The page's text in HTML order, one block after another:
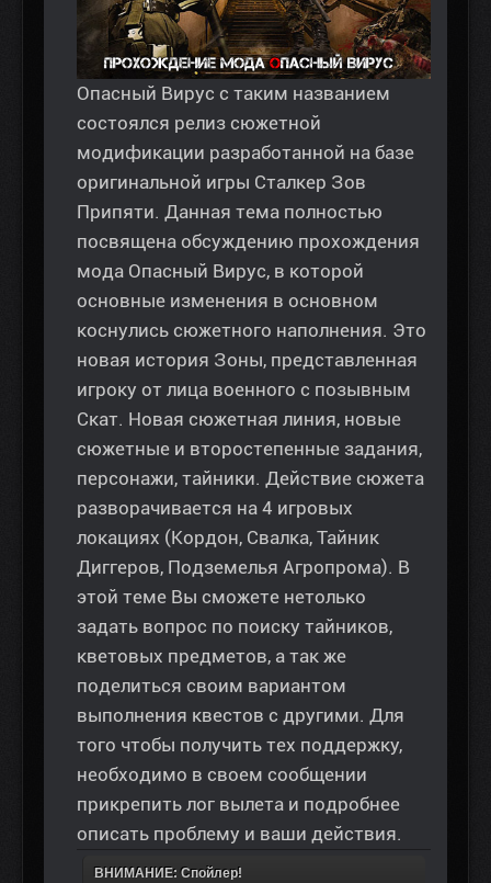
Опасный Вирус с таким названием
состоялся релиз сюжетной
модификации разработанной на базе
оригинальной игры Сталкер Зов
Припяти. Данная тема полностью
посвящена обсуждению прохождения
мода Опасный Вирус, в которой
основные изменения в основном
коснулись сюжетного наполнения. Это
новая история Зоны, представленная
игроку от лица военного с позывным
Скат. Новая сюжетная линия, новые
сюжетные и второстепенные задания,
персонажи, тайники. Действие сюжета
разворачивается на 4 игровых
локациях (Кордон, Свалка, Тайник
Диггеров, Подземелья Агропрома). В
этой теме Вы сможете нетолько
задать вопрос по поиску тайников,
кветовых предметов, а так же
поделиться своим вариантом
выполнения квестов с другими. Для
того чтобы получить тех поддержку,
необходимо в своем сообщении
прикрепить лог вылета и подробнее
описать проблему и ваши действия.
ВНИМАНИЕ: Спойлер!